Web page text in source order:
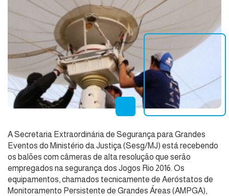
A Secretaria Extraordinária de Segurança para Grandes
Eventos do Ministério da Justiça (Sesg/MJ) está recebendo
os balões com câmeras de alta resolução que serão
empregados na segurança dos Jogos Rio 2016. Os
equipamentos, chamados tecnicamente de Aeróstatos de
Monitoramento Persistente de Grandes Áreas (AMPGA),